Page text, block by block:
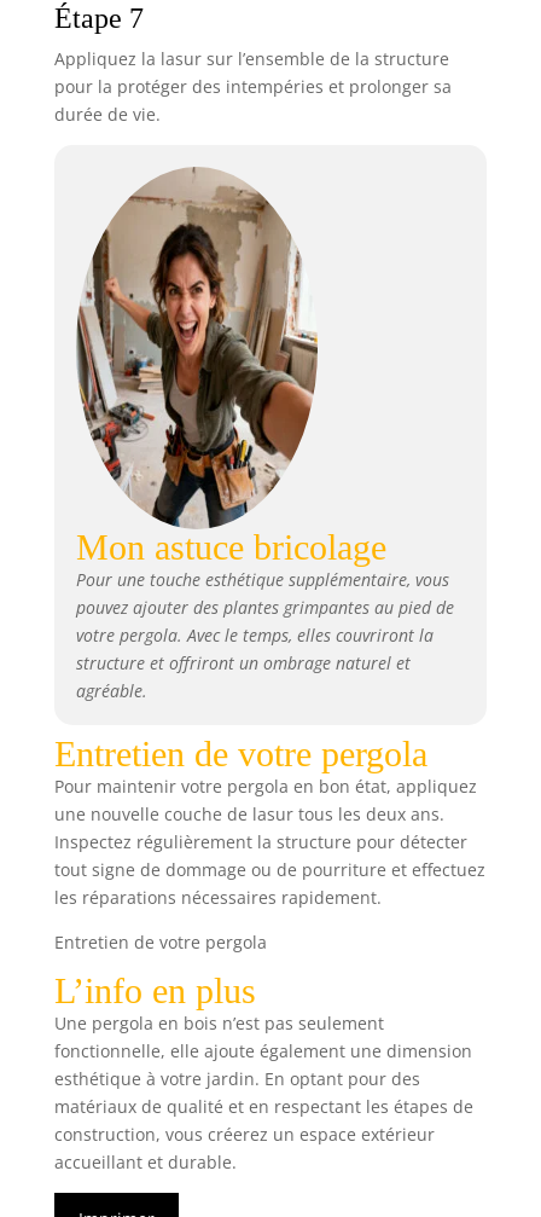
Étape 7
Appliquez la lasur sur l’ensemble de la structure
pour la protéger des intempéries et prolonger sa
durée de vie.
Mon astuce bricolage
Pour une touche esthétique supplémentaire, vous
pouvez ajouter des plantes grimpantes au pied de
votre pergola. Avec le temps, elles couvriront la
structure et offriront un ombrage naturel et
agréable.
Entretien de votre pergola
Pour maintenir votre pergola en bon état, appliquez
une nouvelle couche de lasur tous les deux ans.
Inspectez régulièrement la structure pour détecter
tout signe de dommage ou de pourriture et effectuez
les réparations nécessaires rapidement.
Entretien de votre pergola
L’info en plus
Une pergola en bois n’est pas seulement
fonctionnelle, elle ajoute également une dimension
esthétique à votre jardin. En optant pour des
matériaux de qualité et en respectant les étapes de
construction, vous créerez un espace extérieur
accueillant et durable.